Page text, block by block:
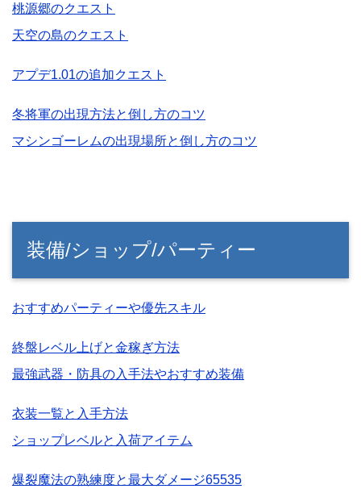
桃源郷のクエスト
天空の島のクエスト
アプデ1.01の追加クエスト
冬将軍の出現方法と倒し方のコツ
マシンゴーレムの出現場所と倒し方のコツ
装備/ショップ/パーティー
おすすめパーティーや優先スキル
終盤レベル上げと金稼ぎ方法
最強武器・防具の入手法やおすすめ装備
衣装一覧と入手方法
ショップレベルと入荷アイテム
爆裂魔法の熟練度と最大ダメージ65535